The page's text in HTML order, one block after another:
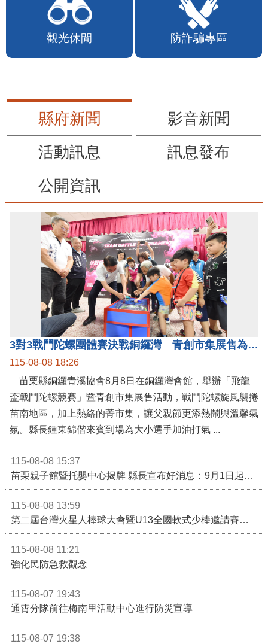
觀光休閒 防詐騙專區
縣府新聞
影音新聞
活動訊息
訊息發布
公開資訊
3對3戰鬥陀螺團體賽決戰銅鑼灣 青創市集展售為父親節增添繽紛
115-08-08 18:26
苗栗縣銅鑼青溪協會8月8日在銅鑼灣會館，舉辦「飛龍
盃戰鬥陀螺競賽」暨青創市集展售活動，戰鬥陀螺旋風襲捲
苗南地區，加上熱絡的菁市集，讓父親節更添熱鬧與溫馨氣
115-08-08 15:37
115-08-08 13:59
115-08-08 11:21
強化民防急救觀念
115-08-07 19:43
通霄分隊前往梅南里活動中心進行防災宣導
115-08-07 19:38